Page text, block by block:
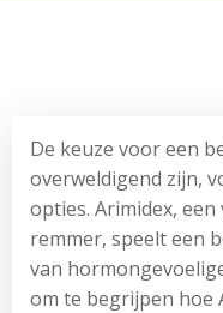
De keuze voor een
overweldigend zijn,
opties. Arimidex,
remmer, speelt een
van
om te begrijpen hoe